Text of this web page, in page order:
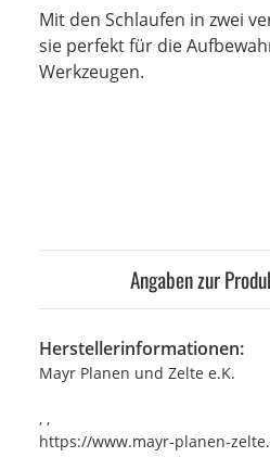
Mit den Schlaufen in zwei
sie perfekt für die
Werkzeugen.
Angaben zur
Herstellerinformationen:
Mayr Planen und Zelte e.K.
, ,
https://www.mayr-planen-